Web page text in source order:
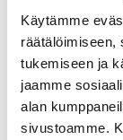
Käytämme
räätälöimiseen,
tukemiseen ja
jaamme
alan
sivustoamme.
Saat
yhdistää